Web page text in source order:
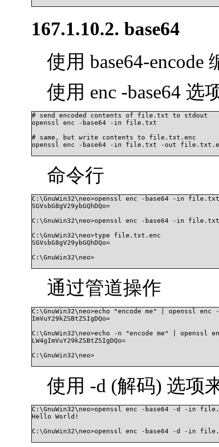
167.1.10.2. base64
使用 base64-encode
使用 enc -base64 选
# send encoded contents of file.txt to stdout
openssl enc -base64 -in file.txt
# same, but write contents to file.txt.enc
openssl enc -base64 -in file.txt -out
命令行
C:\GnuWin32\neo>openssl enc -base64 -in file.txt
SGVsbG8gV29ybGQhDQo=
C:\GnuWin32\neo>openssl enc -base64 -in
C:\GnuWin32\neo>type file.txt.enc
SGVsbG8gV29ybGQhDQo=
C:\GnuWin32\neo>
通过管道操作
C:\GnuWin32\neo>echo "encode me" | openssl enc -
ImVuY29kZSBtZSIgDQo=
C:\GnuWin32\neo>echo -n "encode me" | openssl
LW4gImVuY29kZSBtZSIgDQo=
C:\GnuWin32\neo>
使用 -d (解码) 选项
C:\GnuWin32\neo>openssl enc -base64 -d -in
Hello World!
C:\GnuWin32\neo>openssl enc -base64 -d -in